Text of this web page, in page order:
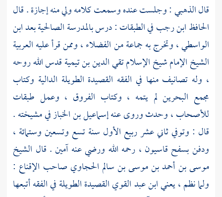
قالالذهبي: وجلست عنده وسمعت كلامه ولي منه إجازة . قال
الحافظابن رجبفي الطبقات : درسبالمدرسة الصالحيةبعدابن
الواسطي، وتخرج به جماعة من الفضلاء ، وممن قرأ عليه العربية
الشيخ الإمام شيخ الإسلامتقي الدين بن تيميةقدس الله روحه
، وله تصانيف منها في الفقه القصيدة الطويلة الدالية وكتاب
مجمع البحرين لم يتمه ، وكتاب الفروق ، وعمل طبقات
للأصحاب ، وحدث وروى عنهإسماعيل بن الخبازفي مشيخته .
قال : وتوفي ثاني عشر ربيع الأول سنة تسع وتسعين وستمائة ،
ودفنبسفح قاسيون ، رحمه الله ورضي عنه آمين . قال الشيخ
موسى بن أحمد بن موسى بن سالم الحجاوي صاحب الإقناع :
ولما نظم ، يعنيابن عبد القويالقصيدة الطويلة في الفقه أتبعها